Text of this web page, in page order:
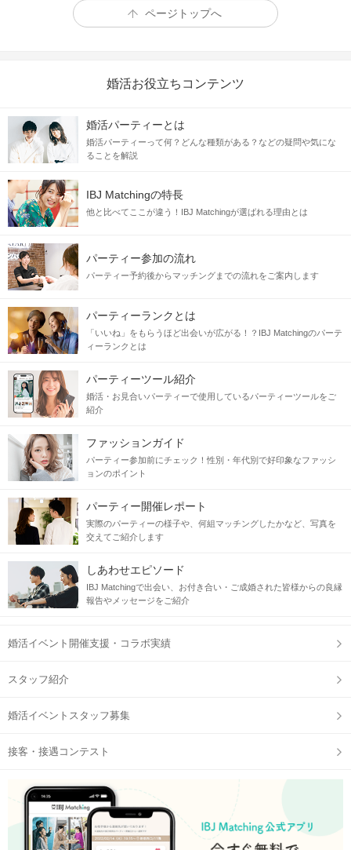
ページトップへ
婚活お役立ちコンテンツ
婚活パーティーとは
婚活パーティーって何？どんな種類がある？などの疑問や気にな
ることを解説
IBJ Matchingの特長
他と比べてここが違う！IBJ Matchingが選ばれる理由とは
パーティー参加の流れ
パーティー予約後からマッチングまでの流れをご案内します
パーティーランクとは
「いいね」をもらうほど出会いが広がる！？IBJ Matchingのパーテ
ィーランクとは
パーティーツール紹介
婚活・お見合いパーティーで使用しているパーティーツールをご
紹介
ファッションガイド
パーティー参加前にチェック！性別・年代別で好印象なファッシ
ョンのポイント
パーティー開催レポート
実際のパーティーの様子や、何組マッチングしたかなど、写真を
交えてご紹介します
しあわせエピソード
IBJ Matchingで出会い、お付き合い・ご成婚された皆様からの良縁
報告やメッセージをご紹介
婚活イベント開催支援・コラボ実績
スタッフ紹介
婚活イベントスタッフ募集
接客・接遇コンテスト